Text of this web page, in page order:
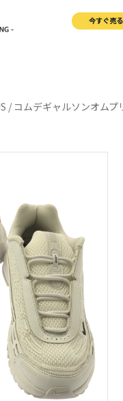
今すぐ売る
/ コムデギャルソンオムプ